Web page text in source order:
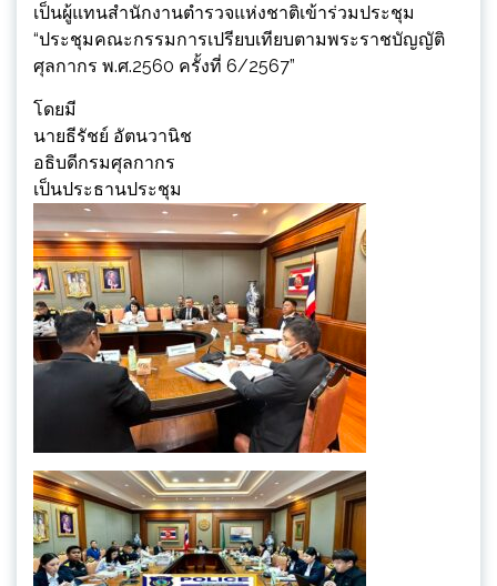
เป็นผู้แทนสำนักงานตำรวจแห่งชาติเข้าร่วมประชุม
“ประชุมคณะกรรมการเปรียบเทียบตามพระราชบัญญัติ
ศุลกากร พ.ศ.2560 ครั้งที่ 6/2567”
โดยมี
นายธีรัชย์ อัตนวานิช
อธิบดีกรมศุลกากร
เป็นประธานประชุม